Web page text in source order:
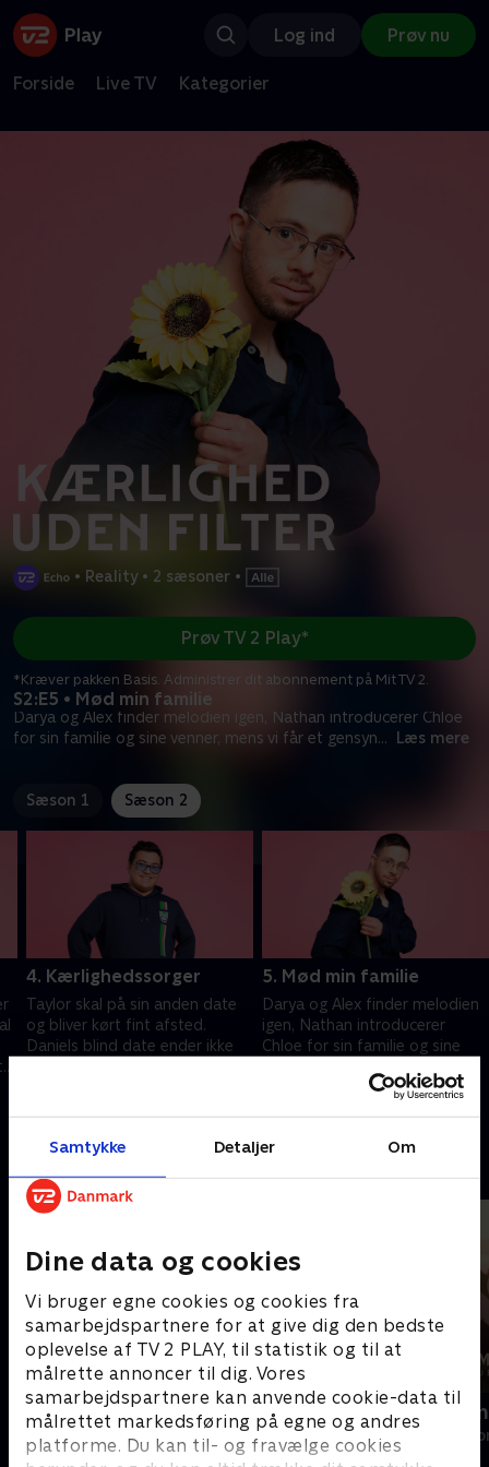
Samtykke Detaljer Om
Dine data og cookies
Vi bruger egne cookies og cookies fra
samarbejdspartnere for at give dig den bedste
oplevelse af TV 2 PLAY, til statistik og til at
målrette annoncer til dig. Vores
samarbejdspartnere kan anvende cookie-data til
målrettet markedsføring på egne og andres
platforme. Du kan til- og fravælge cookies
Log ind Prøv nu
Forside Live TV Kategorier
• Reality • 2 sæsoner •
S2:E5 • Mød min familie
Darya og Alex finder melodien igen, Nathan introducerer Chloe
for sin familie og sine venner, mens vi får et gensyn... Læs mere
Prøv TV 2 Play*
*Kræver pakken Basis. Administrer dit abonnement på Mit TV 2.
Sæson 1 Sæson 2
4. Kærlighedssorger
Taylor skal på sin anden date
og bliver kørt fint afsted.
Daniels blind date ender ikke
5. Mød min familie
Darya og Alex finder melodien
igen, Nathan introducerer
Chloe for sin familie og sine
med romantiske Carlos.
10. september 2025 • 45 min
Andre så også
En fabulous familie
Reality • 1 sæsoner Reality • 1